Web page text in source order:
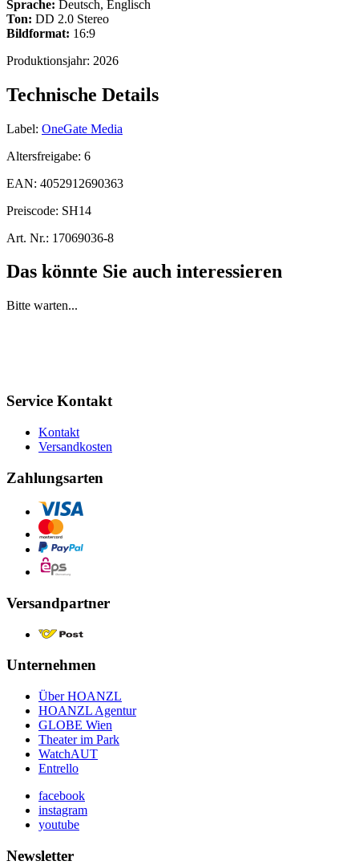
Sprache: Deutsch, Englisch
Ton: DD 2.0 Stereo
Bildformat: 16:9
Produktionsjahr: 2026
Technische Details
Label: OneGate Media
Altersfreigabe: 6
EAN: 4052912690363
Preiscode: SH14
Art. Nr.: 17069036-8
Das könnte Sie auch interessieren
Bitte warten...
Service Kontakt
Kontakt
Versandkosten
Zahlungsarten
Versandpartner
Unternehmen
Über HOANZL
HOANZL Agentur
GLOBE Wien
Theater im Park
WatchAUT
Entrello
facebook
instagram
youtube
Newsletter